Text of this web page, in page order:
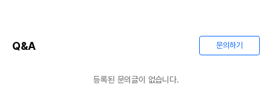
Q&A 문의하기
등록된 문의글이 없습니다.